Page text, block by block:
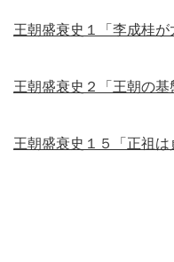
王朝盛衰史１「李成桂が
王朝盛衰史２「王朝の基
王朝盛衰史１５「正祖は